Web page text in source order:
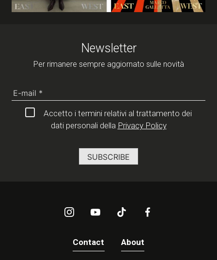
Newsletter
Per rimanere sempre aggiornato sulle novità
Accetto i termini relativi al trattamento dei
dati personali della Privacy Policy
Contact About